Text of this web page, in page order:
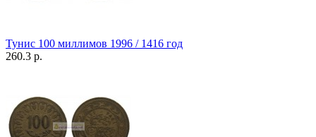
Тунис 100 миллимов 1996 / 1416 год
260.3 р.